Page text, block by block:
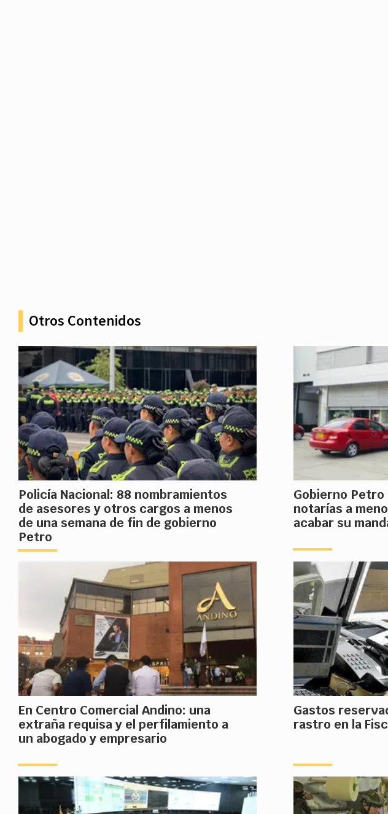
Otros Contenidos
Policía Nacional: 88 nombramientos
de asesores y otros cargos a menos
de una semana de fin de gobierno
Petro
Gobierno
notarías a
acabar su
En Centro Comercial Andino: una
extraña requisa y el perfilamiento a
un abogado y empresario
Gastos
rastro en la